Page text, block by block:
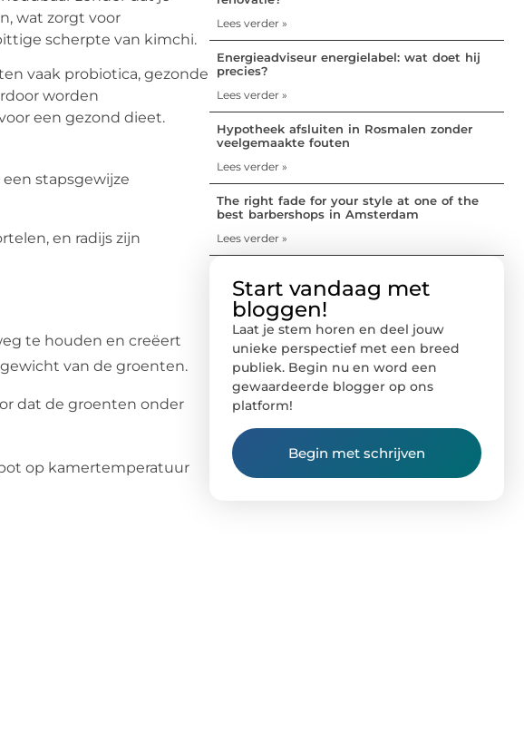
wat zorgt voor
scherpte van kimchi.
vaak probiotica, gezonde
worden
een gezond dieet.
stapsgewijze
en radijs zijn
te houden en creëert
van de groenten.
dat de groenten onder
op kamertemperatuur
Lees verder »
Energieadviseur energielabel: wat doet hij
precies?
Lees verder »
Hypotheek afsluiten in Rosmalen zonder
veelgemaakte fouten
Lees verder »
The right fade for your style at one of the
best barbershops in Amsterdam
Lees verder »
Start vandaag met
bloggen!
Laat je stem horen en deel jouw
unieke perspectief met een breed
publiek. Begin nu en word een
gewaardeerde blogger op ons
platform!
Begin met schrijven